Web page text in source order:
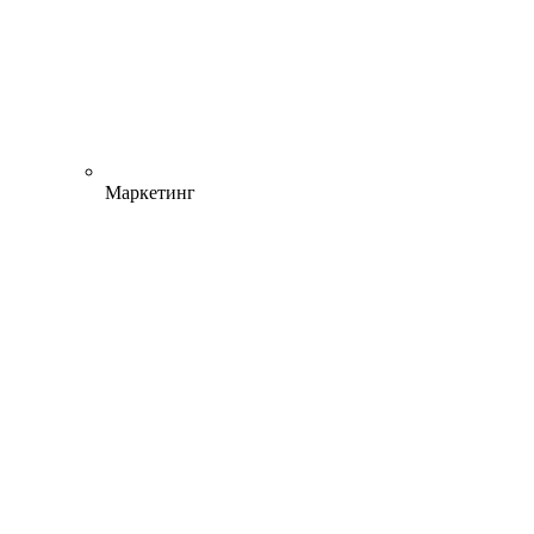
Маркетинг